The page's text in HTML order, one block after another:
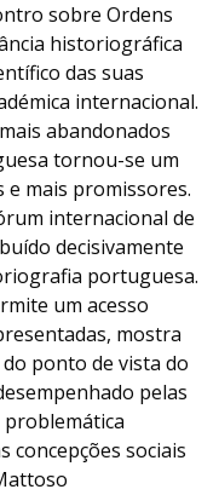
sobre Ordens
historiográfica
das suas
internacional.
abandonados
tornou-se um
e mais promissores.
internacional de
decisivamente
portuguesa.
um acesso
mostra
ponto de vista do
pelas
concepções sociais